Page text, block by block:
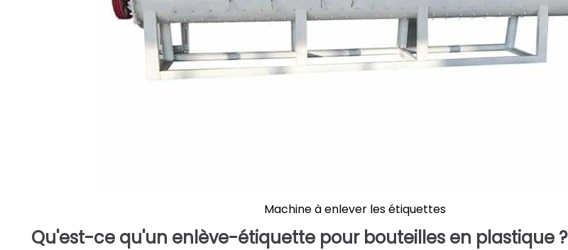
Machine à enlever les étiquettes
Qu'est-ce qu'un enlève-étiquette pour bouteilles en plastique ?